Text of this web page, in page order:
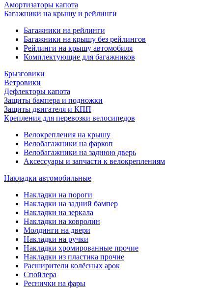
Амортизаторы капота
Багажники на крышу и рейлинги
Багажники на рейлинги
Багажники на крышу без рейлингов
Рейлинги на крышу автомобиля
Комплектующие для багажников
Брызговики
Ветровики
Дефлекторы капота
Защиты бампера и подножки
Защиты двигателя и КПП
Крепления для перевозки велосипедов
Велокрепления на крышу
Велобагажники на фаркоп
Велобагажники на заднюю дверь
Аксессуары и запчасти к велокреплениям
Накладки автомобильные
Накладки на пороги
Накладки на задний бампер
Накладки на зеркала
Накладки на ковролин
Молдинги на двери
Накладки на ручки
Накладки хромированные прочие
Накладки из пластика прочие
Расширители колёсных арок
Спойлера
Реснички на фары